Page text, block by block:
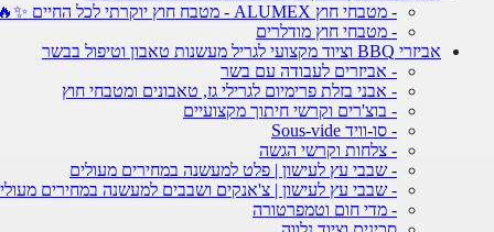
- מטבחי חוץ ALUMEX - מטבח חוץ יוקרתי לכל החיים ✨🔥
- מטבחי חוץ מודלרים
אביזרי BBQ וציוד מקצועי לגריל מעשנות טאבון וטיפול בבשר
- אביזרים לעבודה עם בשר
- אבני בזלת פרימיום לגרילי גז, טאבונים ומטבחי חוץ
- בוצ'רים וקרשי חיתוך מקצועיים
- סו-וויד Sous-vide
- צלחות וקרשי הגשה
- שבבי עץ לעישון | פלט למעשנה במחירים מעולים
- שבבי עץ לעישון | צ'אנקים ושבבים למעשנה במחירים
- מדי חום וטמפרטורה